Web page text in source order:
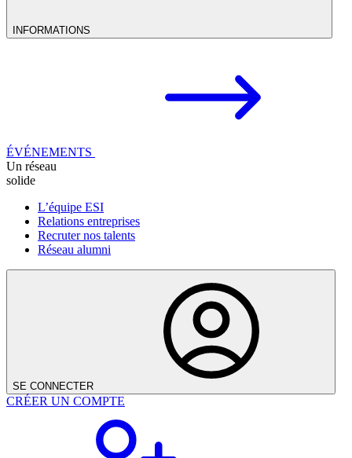
INFORMATIONS
ÉVÉNEMENTS
Un réseau
solide
L’équipe ESI
Relations entreprises
Recruter nos talents
Réseau alumni
SE CONNECTER
CRÉER UN COMPTE